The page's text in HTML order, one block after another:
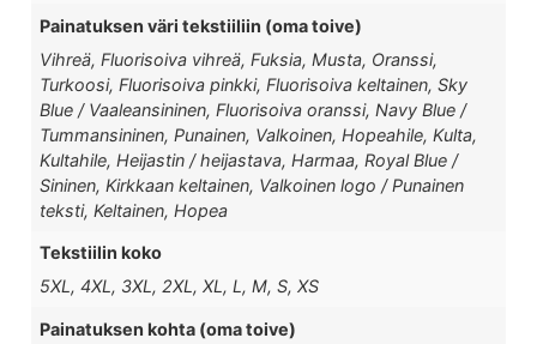
Painatuksen väri tekstiiliin (oma toive)
Vihreä, Fluorisoiva vihreä, Fuksia, Musta, Oranssi,
Turkoosi, Fluorisoiva pinkki, Fluorisoiva keltainen, Sky
Blue / Vaaleansininen, Fluorisoiva oranssi, Navy Blue /
Tummansininen, Punainen, Valkoinen, Hopeahile, Kulta,
Kultahile, Heijastin / heijastava, Harmaa, Royal Blue /
Sininen, Kirkkaan keltainen, Valkoinen logo / Punainen
teksti, Keltainen, Hopea
Tekstiilin koko
5XL, 4XL, 3XL, 2XL, XL, L, M, S, XS
Painatuksen kohta (oma toive)